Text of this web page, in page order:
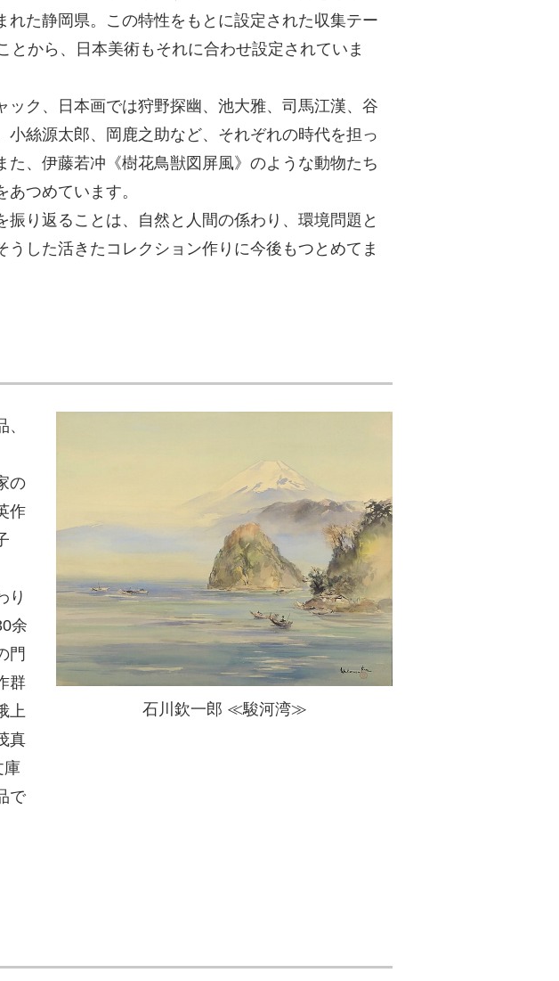
た静岡県。この特性をもとに設定された収集テー
から、日本美術もそれに合わせ設定されていま
ク、日本画では狩野探幽、池大雅、司馬江漢、谷
絲源太郎、岡鹿之助など、それぞれの時代を担っ
、伊藤若冲《樹花鳥獣図屏風》のような動物たち
つめています。
り返ることは、自然と人間の係わり、環境問題と
した活きたコレクション作りに今後もつとめてま
の
作
り
余
門
群
上
真
庫
で
石川欽一郎 ≪駿河湾≫